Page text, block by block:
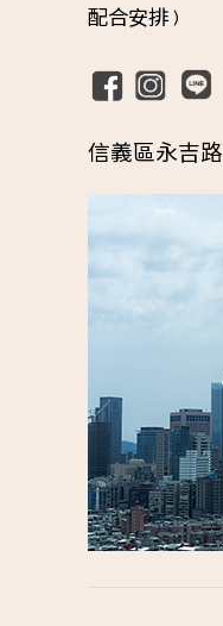
配合安排 )
信義區永吉路